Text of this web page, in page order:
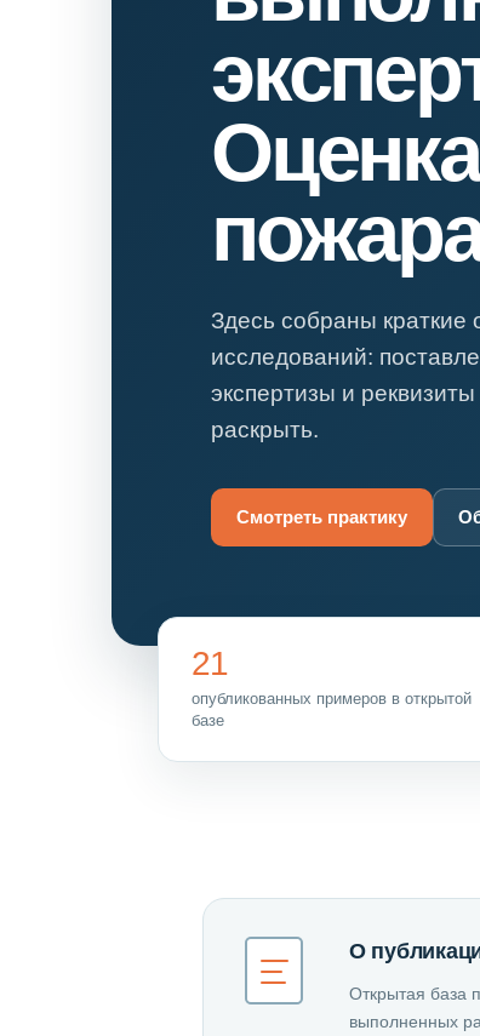
Здесь собраны
исследований:
экспертизы и
раскрыть.
Смотреть практику
21
опубликованных примеров в открытой
базе
О
Открытая база
выполненных